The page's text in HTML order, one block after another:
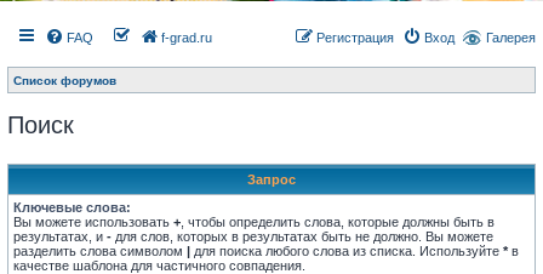
Галерея
FAQ f-grad.ru Вход
Регистрация
Список форумов
Поиск
Запрос
Ключевые слова:
Вы можете использовать + , чтобы определить слова, которые должны быть в
результатах, и - для слов, которых в результатах быть не должно. Вы можете
разделить слова символом | для поиска любого слова из списка. Используйте *в
качестве шаблона для частичного совпадения.